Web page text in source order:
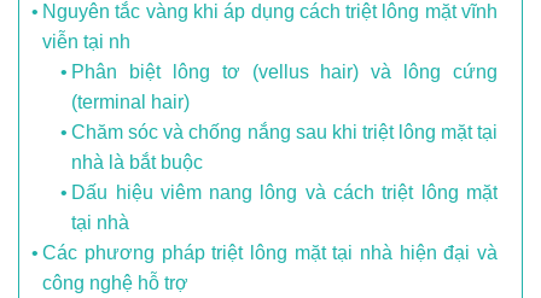
Nguyên tắc vàng khi áp dụng cách triệt lông mặt vĩnh
viễn tại nh
Phân biệt lông tơ (vellus hair) và lông cứng
(terminal hair)
Chăm sóc và chống nắng sau khi triệt lông mặt tại
nhà là bắt buộc
Dấu hiệu viêm nang lông và cách triệt lông mặt
tại nhà
Các phương pháp triệt lông mặt tại nhà hiện đại và
công nghệ hỗ trợ